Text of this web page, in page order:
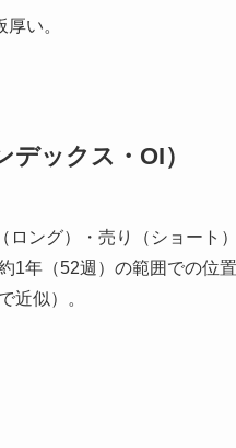
い。
ックス・OI）
ング）・売り（ショート
約1年（52週）の範囲での位
近似）。